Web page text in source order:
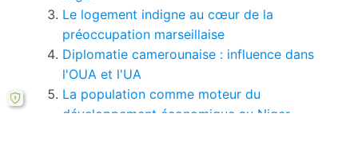
Le logement indigne au cœur de la
préoccupation marseillaise
Diplomatie camerounaise : influence dans
l'OUA et l'UA
La population comme moteur du
développement économique au Niger